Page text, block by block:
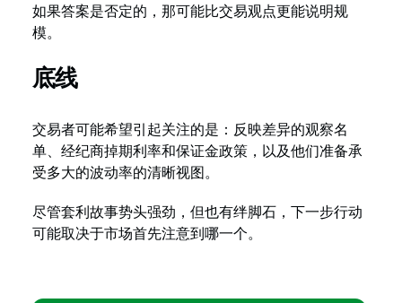
如果答案是否定的，那可能比交易观点更能说明规
模。
底线
交易者可能希望引起关注的是：反映差异的观察名
单、经纪商掉期利率和保证金政策，以及他们准备承
受多大的波动率的清晰视图。
尽管套利故事势头强劲，但也有绊脚石，下一步行动
可能取决于市场首先注意到哪一个。